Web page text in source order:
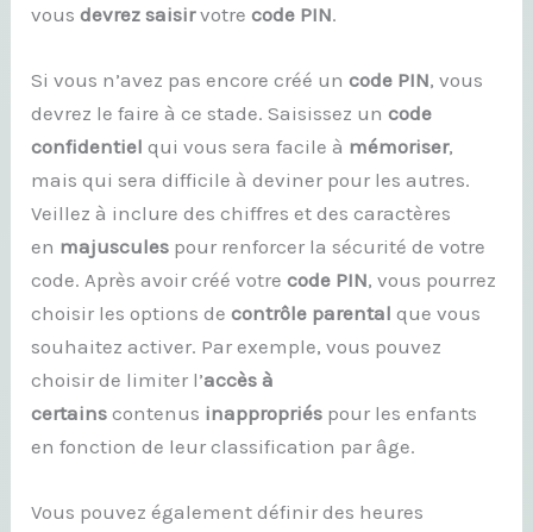
vousdevrez saisirvotrecode PIN.
Si vous n’avez pas encore créé uncode PIN, vous
devrez le faire à ce stade. Saisissez uncode
confidentiel qui vous sera facile à mémoriser,
mais qui sera difficile à deviner pour les autres.
Veillez à inclure des chiffres et des caractères
en majuscules pour renforcer la sécurité de votre
code. Après avoir créé votrecode PIN, vous pourrez
choisir les options decontrôle parental que vous
souhaitez activer. Par exemple, vous pouvez
choisir de limiter l’accès à
certains contenus inappropriés pour les enfants
en fonction de leur classification par âge.
Vous pouvez également définir des heures